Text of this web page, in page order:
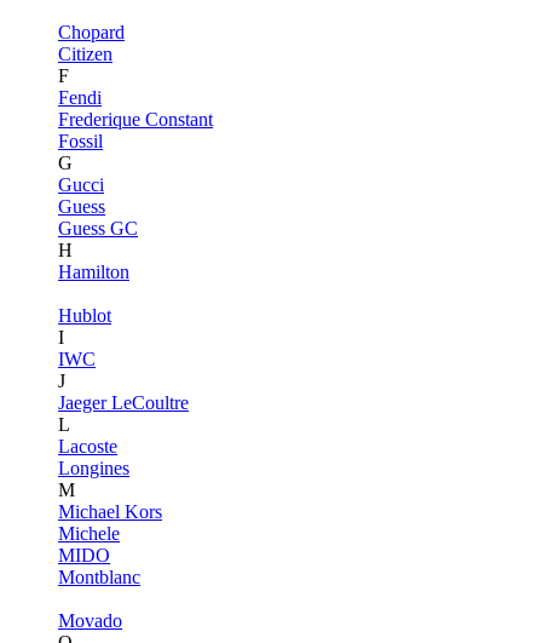
Chopard
Citizen
F
Fendi
Frederique Constant
Fossil
G
Gucci
Guess
Guess GC
H
Hamilton
Hublot
I
IWC
J
Jaeger LeCoultre
L
Lacoste
Longines
M
Michael Kors
Michele
MIDO
Montblanc
Movado